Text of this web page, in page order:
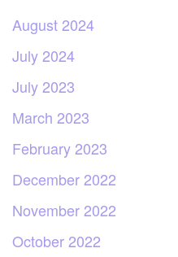
August 2024
July 2024
July 2023
March 2023
February 2023
December 2022
November 2022
October 2022